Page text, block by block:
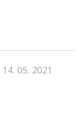
05. 2021